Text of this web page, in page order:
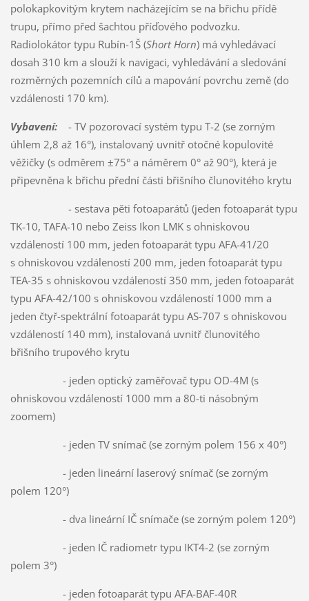
polokapkovitým krytem nacházejícím se na břichu přídě
trupu, přímo před šachtou příďového podvozku.
Radiolokátor typu Rubín-1Š (Short Horn) má vyhledávací
dosah 310 km a slouží k navigaci, vyhledávání a sledování
rozměrných pozemních cílů a mapování povrchu země (do
vzdálenosti 170 km).
Vybavení:- TV pozorovací systém typu T-2 (se zorným
úhlem 2,8 až 16°), instalovaný uvnitř otočné kopulovité
věžičky (s odměrem ±75° a náměrem 0° až 90°), která je
připevněna k břichu přední části břišního člunovitého krytu
- sestava pěti fotoaparátů (jeden fotoaparát typu
TK-10, TAFA-10 nebo Zeiss Ikon LMK s ohniskovou
vzdáleností 100 mm, jeden fotoaparát typu AFA-41/20
s ohniskovou vzdáleností 200 mm, jeden fotoaparát typu
TEA-35 s ohniskovou vzdáleností 350 mm, jeden fotoaparát
typu AFA-42/100 s ohniskovou vzdáleností 1000 mm a
jeden čtyř-spektrální fotoaparát typu AS-707 s ohniskovou
vzdáleností 140 mm), instalovaná uvnitř člunovitého
břišního trupového krytu
- jeden optický zaměřovač typu OD-4M (s
ohniskovou vzdáleností 1000 mm a 80-ti násobným
zoomem)
- jeden TV snímač (se zorným polem 156 x 40°)
- jeden lineární laserový snímač (se zorným
polem 120°)
- dva lineární IČ snímače (se zorným polem 120°)
- jeden IČ radiometr typu IKT4-2 (se zorným
polem 3°)
- jeden fotoaparát typu AFA-BAF-40R